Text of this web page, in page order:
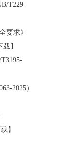
T229-
要求》
】
2025）
】